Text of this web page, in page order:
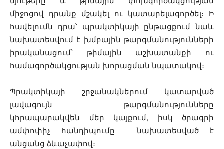
միջոցով դրանք մշակել ու կատարելագործել։ Ի
հավելումն դրա՝ պրակտիկայի ընթացքում նաև
նախատեսվում է խմբային թարգմանությունների
իրականացում՝ թիմային աշխատանքի ու
համագործակցության խորացման նպատակով։
Պրակտիկայի շրջանակներում կատարված
լավագույն թարգմանությունները
կհրապարակվեն մեր կայքում, իսկ ծրագրի
ամփոփիչ հանդիպումը նախատեսված է
անցանց ձևաչափով։